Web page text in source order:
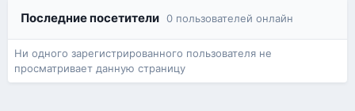
Последние посетители 0 пользователей онлайн
Ни одного зарегистрированного пользователя не
просматривает данную страницу